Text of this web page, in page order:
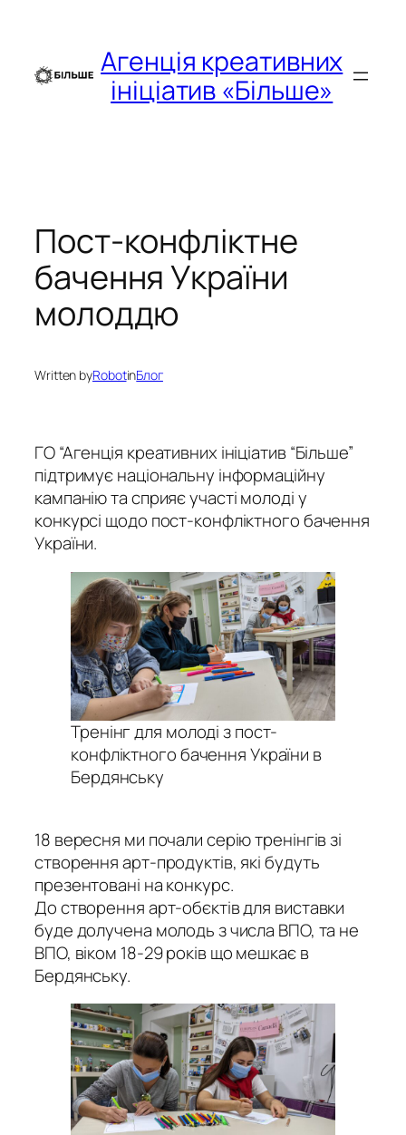
вмісту
Агенція креативних
ініціатив «Більше»
Пост-конфліктне
бачення України
молоддю
Written byRobotinБлог
ГО “Агенція креативних ініціатив “Більше”
підтримує національну інформаційну
кампанію та сприяє участі молоді у
конкурсі щодо пост-конфліктного бачення
України.
Тренінг для молоді з пост-
конфліктного бачення України в
Бердянську
18 вересня ми почали серію тренінгів зі
створення арт-продуктів, які будуть
презентовані на конкурс.
До створення арт-обєктів для виставки
буде долучена молодь з числа ВПО, та не
ВПО, віком 18-29 років що мешкає в
Бердянську.